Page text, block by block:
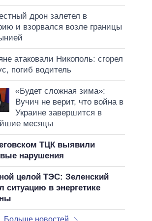
дрон залетел в
и взорвался возле границы
атаковали Никополь: сгорел
погиб водитель
«Будет сложная зима»:
Вучич не верит, что война в
Украине завершится в
месяцы
ТЦК выявили
нарушения
целой ТЭС: Зеленский
ситуацию в энергетике
Больше новостей